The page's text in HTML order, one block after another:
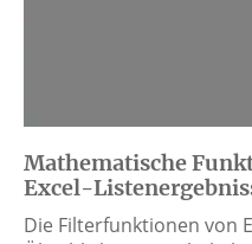
Mathematische
Excel-
Die Filterfunktionen von